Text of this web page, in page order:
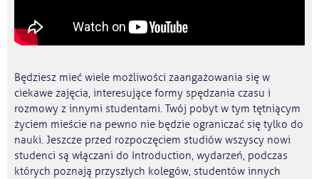
Będziesz mieć wiele możliwości zaangażowania się w
ciekawe zajęcia, interesujące formy spędzania czasu i
rozmowy z innymi studentami. Twój pobyt w tym tętniącym
życiem mieście na pewno nie będzie ograniczać się tylko do
nauki. Jeszcze przed rozpoczęciem studiów wszyscy nowi
studenci są włączani do Introduction, wydarzeń, podczas
których poznają przyszłych kolegów, studentów innych